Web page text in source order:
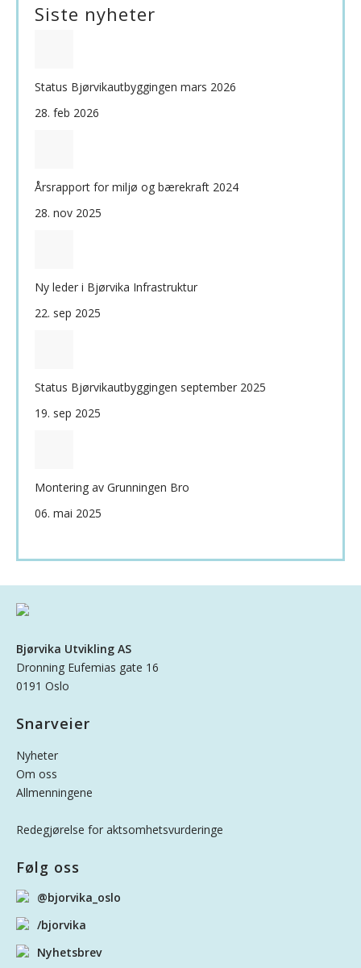
Siste nyheter
Status Bjørvikautbyggingen mars 2026
28. feb 2026
Årsrapport for miljø og bærekraft 2024
28. nov 2025
Ny leder i Bjørvika Infrastruktur
22. sep 2025
Status Bjørvikautbyggingen september 2025
19. sep 2025
Montering av Grunningen Bro
06. mai 2025
Bjørvika Utvikling AS
Dronning Eufemias gate 16
0191 Oslo
Snarveier
Nyheter
Om oss
Allmenningene
Redegjørelse for aktsomhetsvurderinge
Følg oss
@bjorvika_oslo
/bjorvika
Nyhetsbrev